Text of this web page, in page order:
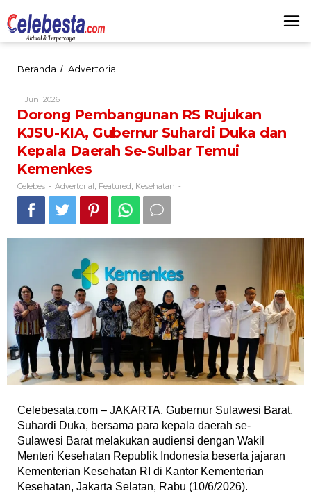
ke
konten
Beranda / Advertorial
KJSU-
KIA,
Suhardi
Kepala
Daerah
Se-
11 Juni 2026Oleh
Celebes
Dorong Pembangunan RS Rujukan
KJSU-KIA, Gubernur Suhardi Duka dan
Kepala Daerah Se-Sulbar Temui
Kemenkes
Celebes - Advertorial Featured Kesehatan -
Celebesata.com – JAKARTA, Gubernur Sulawesi Barat,
Suhardi Duka, bersama para kepala daerah se-
Sulawesi Barat melakukan audiensi dengan Wakil
Menteri Kesehatan Republik Indonesia beserta jajaran
Kementerian Kesehatan RI di Kantor Kementerian
Kesehatan, Jakarta Selatan, Rabu (10/6/2026).